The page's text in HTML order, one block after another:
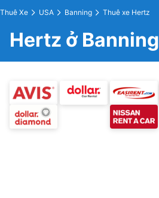
Thuê Xe USA Banning Thuê xe Hertz
Hertz ở Banning